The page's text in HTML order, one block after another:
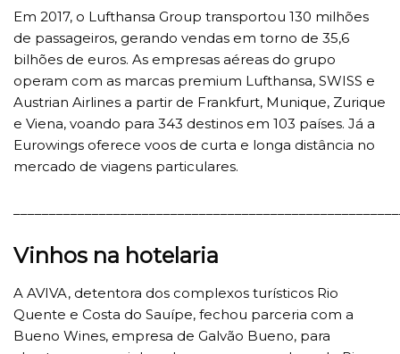
Em 2017, o Lufthansa Group transportou 130 milhões
de passageiros, gerando vendas em torno de 35,6
bilhões de euros. As empresas aéreas do grupo
operam com as marcas premium Lufthansa, SWISS e
Austrian Airlines a partir de Frankfurt, Munique, Zurique
e Viena, voando para 343 destinos em 103 países. Já a
Eurowings oferece voos de curta e longa distância no
mercado de viagens particulares.
Vinhos na hotelaria
A AVIVA, detentora dos complexos turísticos Rio
Quente e Costa do Sauípe, fechou parceria com a
Bueno Wines, empresa de Galvão Bueno, para